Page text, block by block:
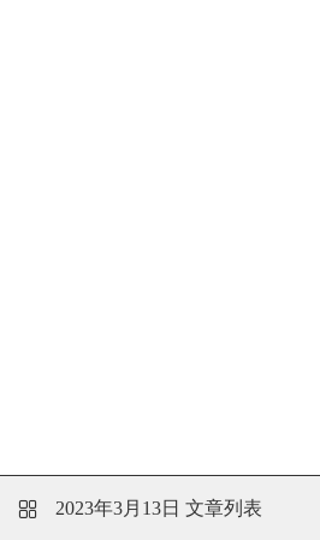
2023年3月13日 文章列表